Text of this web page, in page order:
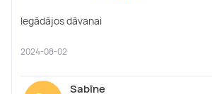
Iegādājos dāvanai
2024-08-02
Sabīne